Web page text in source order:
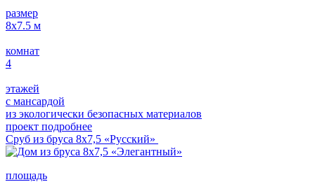
размер
8х7.5 м
комнат
4
этажей
с мансардой
из экологически безопасных материалов
проект подробнее
Сруб из бруса 8х7,5 «Русский»
площадь